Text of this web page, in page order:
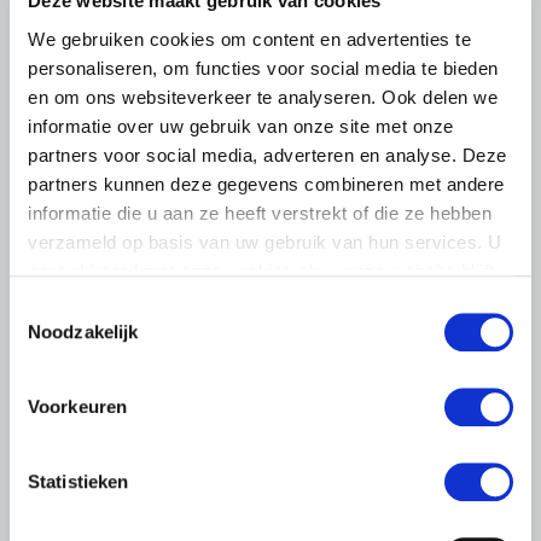
We gebruiken cookies om content en advertenties te
personaliseren, om functies voor social media te bieden
en om ons websiteverkeer te analyseren. Ook delen we
informatie over uw gebruik van onze site met onze
partners voor social media, adverteren en analyse. Deze
partners kunnen deze gegevens combineren met andere
informatie die u aan ze heeft verstrekt of die ze hebben
verzameld op basis van uw gebruik van hun services. U
Noodzakelijk
Voorkeuren
Statistieken